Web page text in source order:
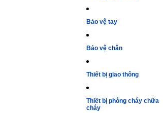
Bảo vệ tay
Bảo vệ chân
Thiết bị giao thông
Thiết bị phòng cháy chữa
cháy